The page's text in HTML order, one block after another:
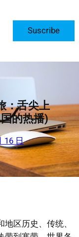
Suscribe
：舌尖上
的热播)
16 日
区历史、传统、